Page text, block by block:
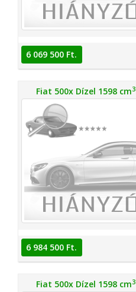
6 069 500 Ft.
Fiat 500x Dízel 1598 cm3
6 984 500 Ft.
Fiat 500x Dízel 1598 cm3